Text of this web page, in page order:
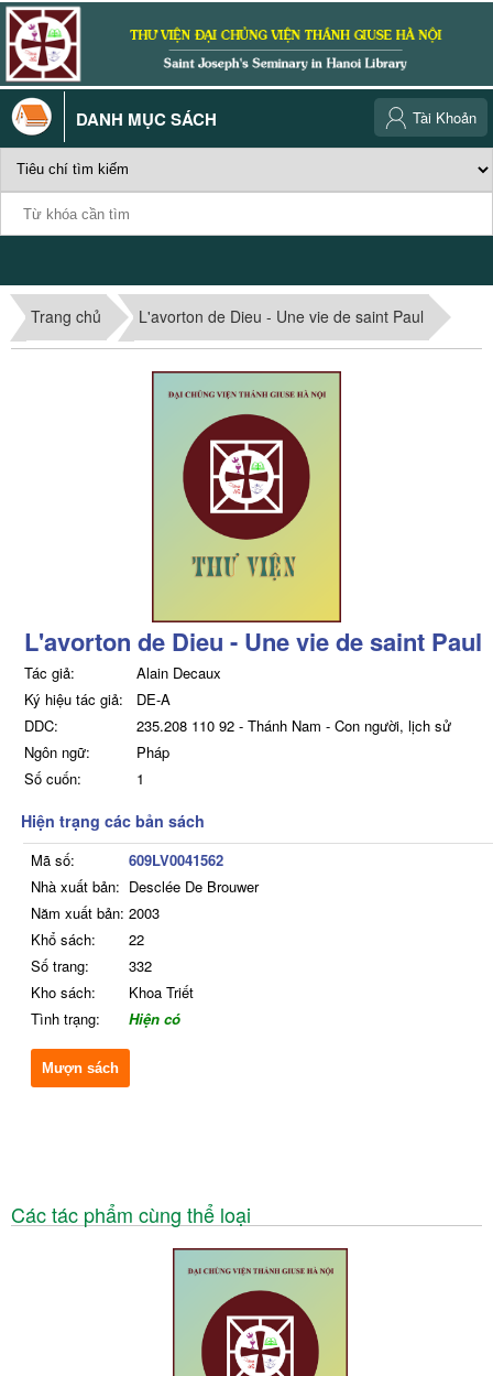
DANH MỤC SÁCH Tài Khoản
Trang chủ L'avorton de Dieu - Une vie de saint Paul
L'avorton de Dieu - Une vie de saint Paul
Tác giả:
Alain Decaux
Ký hiệu tác giả:
DE-A
DDC:
235.208 110 92 - Thánh Nam - Con người, lịch sử
Ngôn ngữ:
Pháp
Số cuốn:
1
Hiện trạng các bản sách
Mã số:
609LV0041562
Nhà xuất bản: Desclée De Brouwer
Năm xuất bản: 2003
Khổ sách:
22
Số trang:
332
Kho sách:
Khoa Triết
Tình trạng:
Hiện có
Mượn sách
Các tác phẩm cùng thể loại